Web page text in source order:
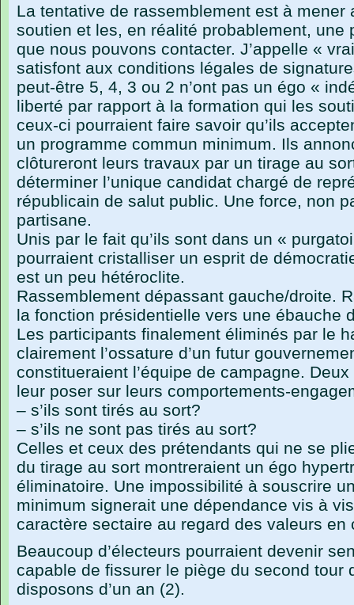
La tentative de rassemblement est à mener
soutien et les, en réalité probablement, une
que nous pouvons contacter. J’appelle «
satisfont aux conditions légales de
peut-être 5, 4, 3 ou 2 n’ont pas un égo «
liberté par rapport à la formation qui les
ceux-ci pourraient faire savoir qu’ils
un programme commun minimum. Ils
clôtureront leurs travaux par un tirage au
déterminer l’unique candidat chargé de
républicain de salut public. Une force, non
partisane.
Unis par le fait qu’ils sont dans un «
pourraient cristalliser un esprit de
est un peu hétéroclite.
Rassemblement dépassant gauche/droite.
la fonction présidentielle vers une ébauche
Les participants finalement éliminés par le
clairement l’ossature d’un futur
constitueraient l’équipe de campagne.
leur poser sur leurs comportements-
– s’ils sont tirés au sort?
– s’ils ne sont pas tirés au sort?
Celles et ceux des prétendants qui ne se
du tirage au sort montreraient un égo
éliminatoire. Une impossibilité à souscrire
minimum signerait une dépendance vis à
caractère sectaire au regard des valeurs en
Beaucoup d’électeurs pourraient devenir
capable de fissurer le piège du second tour
disposons d’un an (2).